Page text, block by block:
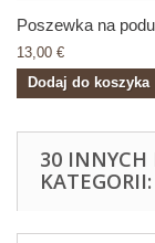
Poszewka na
13,00 €
Dodaj do koszyka
30 INNYCH
KATEGORII: